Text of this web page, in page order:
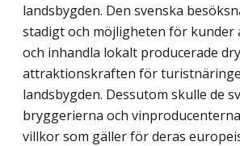
landsbygden. Den svenska
stadigt och möjligheten för kunder
och inhandla lokalt producerade
attraktionskraften för
landsbygden. Dessutom skulle de
bryggerierna och
villkor som gäller för deras